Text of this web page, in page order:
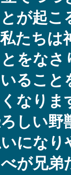
が起こ
たちは
をなさ
ること
なりま
しい野
にな
が兄弟